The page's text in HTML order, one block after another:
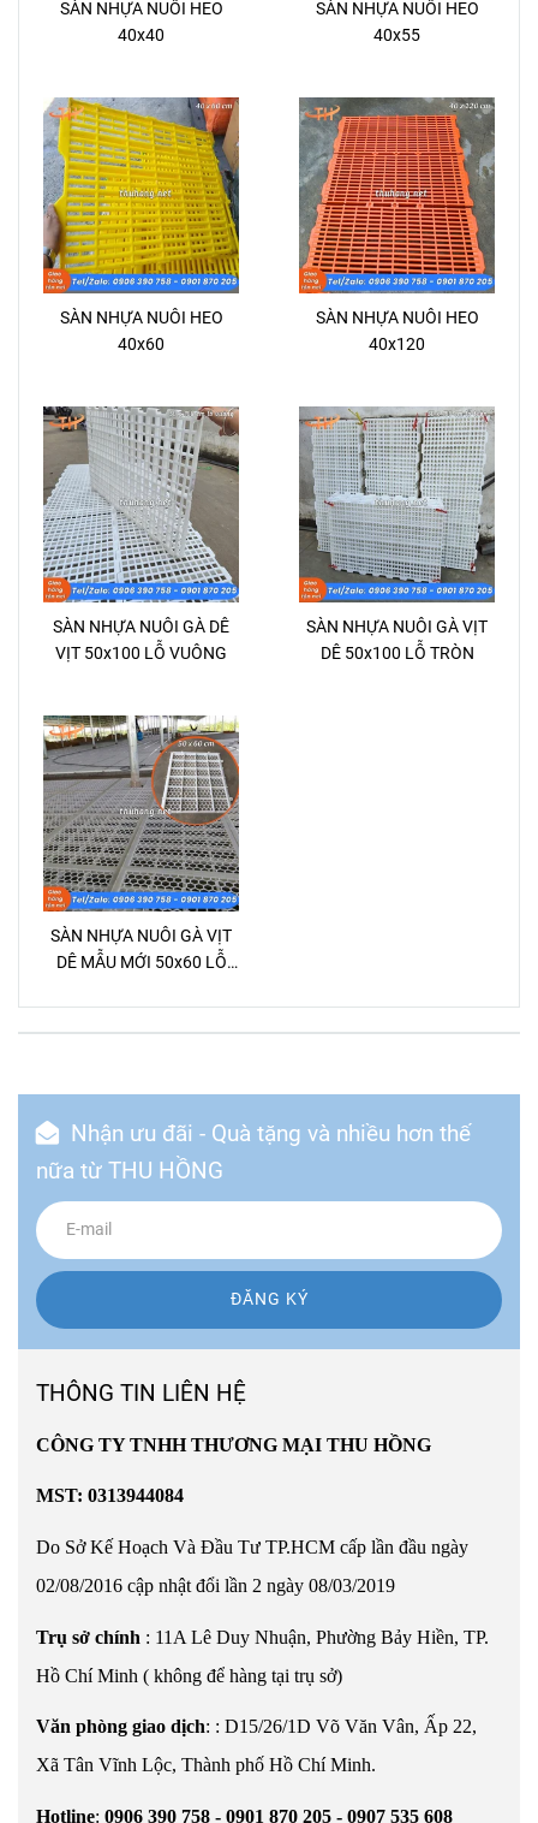
SÀN NHỰA NUÔI HEO
40x40
SÀN NHỰA NUÔI HEO
40x55
SÀN NHỰA NUÔI HEO
40x60
SÀN NHỰA NUÔI HEO
40x120
SÀN NHỰA NUÔI GÀ DÊ
VỊT 50x100 LỖ VUÔNG
SÀN NHỰA NUÔI GÀ VỊT
DÊ 50x100 LỖ TRÒN
SÀN NHỰA NUÔI GÀ VỊT
DÊ MẪU MỚI 50x60 LỖ
Nhận ưu đãi - Quà tặng và nhiều hơn thế
nữa từ THU HỒNG
ĐĂNG KÝ
THÔNG TIN LIÊN HỆ
CÔNG TY TNHH THƯƠNG MẠI THU HỒNG
MST: 0313944084
Do Sở Kế Hoạch Và Đầu Tư TP.HCM cấp lần đầu ngày
02/08/2016 cập nhật đổi lần 2 ngày 08/03/2019
Trụ sở chính : 11A Lê Duy Nhuận, Phường Bảy Hiền, TP.
Hồ Chí Minh ( không để hàng tại trụ sở)
Văn phòng giao dịch: : D15/26/1D Võ Văn Vân, Ấp 22,
Xã Tân Vĩnh Lộc, Thành phố Hồ Chí Minh.
Hotline: 0906 390 758 - 0901 870 205 - 0907 535 608